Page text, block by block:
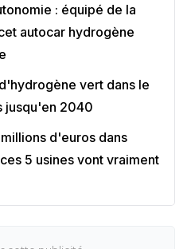
: équipé de la
autocar hydrogène
vert dans le
jusqu'en 2040
d'euros dans
5 usines vont vraiment